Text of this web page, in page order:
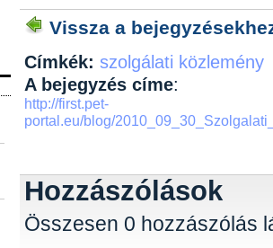
Vissza a
Címkék: szolgálati közlemény
A bejegyzés címe:
http://first.pet-
portal.eu/blog/
Hozzászólások
Összesen 0 hozzászólás